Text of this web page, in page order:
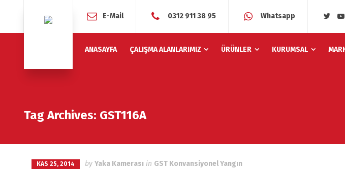
E-Mail 0312 911 38 95 Whatsapp
ANASAYFA ÇALIŞMA ALANLARIMIZ ÜRÜNLER KURUMSAL
Tag Archives: GST116A
KAS 25, 2014 by Yaka Kamerası in GST Konvansiyonel Yangın